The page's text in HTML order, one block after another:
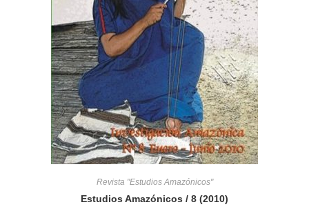
Revista "Estudios Amazónicos"
Estudios Amazónicos / 8 (2010)